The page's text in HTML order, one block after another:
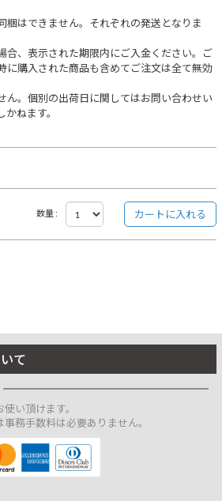
はできません。それぞれの発送となりま
、表示された期限内にご入金ください。ご
に購入された商品も含めてご注文は全て無効
。個別の出荷日に関してはお問い合わせい
ねます。
数量 :
て
い頂けます。
務手数料は必要ありません。